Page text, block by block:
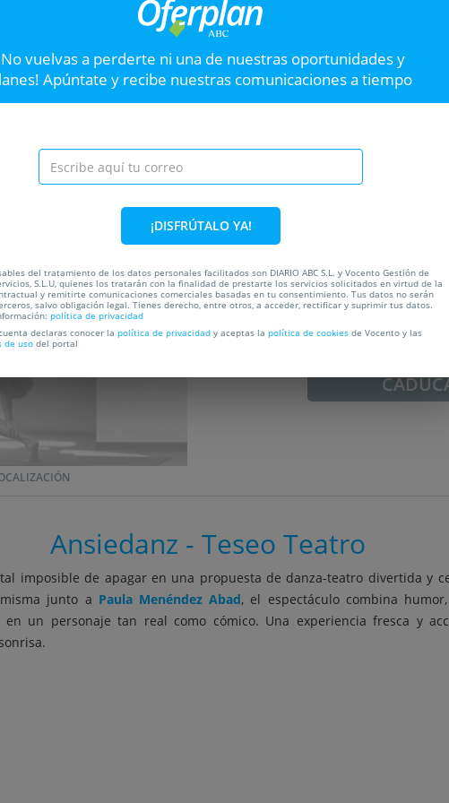
Entradas Ruta guiada Madrid
Plaza de Oriente
Hasta el30 Ago 77
Entradas
Flamenco
Teatro
Hasta el31
Entradas Ansiedanz
Ansiedanz es un espectáculo de
ansiedad en humor y movimiento.
31% 13€
Ansiedanz - Teseo Teatro
imposible de apagar en una propuesta de danza-teatro divertida y
junto a Paula Menéndez Abad, el espectáculo combina
un personaje tan real como cómico. Una experiencia fresca y
vuelvas a perderte ni una de nuestras oportunidades y
Apúntate y recibe nuestras comunicaciones a tiempo
¡DISFRÚTALO YA!
del tratamiento de los datos personales facilitados son DIARIO ABC S.L. y Vocento Gestión de
S.L.U, quienes los tratarán con la finalidad de prestarte los servicios solicitados en virtud de la
y remitirte comunicaciones comerciales basadas en tu consentimiento. Tus datos no serán
salvo obligación legal. Tienes derecho, entre otros, a acceder, rectificar y suprimir tus datos.
política de privacidad
declaras conocer la política de privacidad y aceptas la política de cookies de Vocento y las
de uso del portal